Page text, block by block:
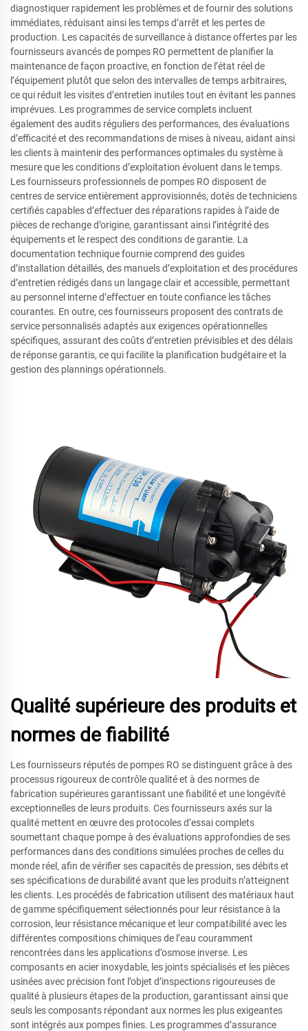
diagnostiquer rapidement les problèmes et de fournir des solutions
immédiates, réduisant ainsi les temps d’arrêt et les pertes de
production. Les capacités de surveillance à distance offertes par les
fournisseurs avancés de pompes RO permettent de planifier la
maintenance de façon proactive, en fonction de l’état réel de
l’équipement plutôt que selon des intervalles de temps arbitraires,
ce qui réduit les visites d’entretien inutiles tout en évitant les pannes
imprévues. Les programmes de service complets incluent
également des audits réguliers des performances, des évaluations
d’efficacité et des recommandations de mises à niveau, aidant ainsi
les clients à maintenir des performances optimales du système à
mesure que les conditions d’exploitation évoluent dans le temps.
Les fournisseurs professionnels de pompes RO disposent de
centres de service entièrement approvisionnés, dotés de techniciens
certifiés capables d’effectuer des réparations rapides à l’aide de
pièces de rechange d’origine, garantissant ainsi l’intégrité des
équipements et le respect des conditions de garantie. La
documentation technique fournie comprend des guides
d’installation détaillés, des manuels d’exploitation et des procédures
d’entretien rédigés dans un langage clair et accessible, permettant
au personnel interne d’effectuer en toute confiance les tâches
courantes. En outre, ces fournisseurs proposent des contrats de
service personnalisés adaptés aux exigences opérationnelles
spécifiques, assurant des coûts d’entretien prévisibles et des délais
de réponse garantis, ce qui facilite la planification budgétaire et la
gestion des plannings opérationnels.
Qualité supérieure des produits et
normes de fiabilité
Les fournisseurs réputés de pompes RO se distinguent grâce à des
processus rigoureux de contrôle qualité et à des normes de
fabrication supérieures garantissant une fiabilité et une longévité
exceptionnelles de leurs produits. Ces fournisseurs axés sur la
qualité mettent en œuvre des protocoles d’essai complets
soumettant chaque pompe à des évaluations approfondies de ses
performances dans des conditions simulées proches de celles du
monde réel, afin de vérifier ses capacités de pression, ses débits et
ses spécifications de durabilité avant que les produits n’atteignent
les clients. Les procédés de fabrication utilisent des matériaux haut
de gamme spécifiquement sélectionnés pour leur résistance à la
corrosion, leur résistance mécanique et leur compatibilité avec les
différentes compositions chimiques de l’eau couramment
rencontrées dans les applications d’osmose inverse. Les
composants en acier inoxydable, les joints spécialisés et les pièces
usinées avec précision font l’objet d’inspections rigoureuses de
qualité à plusieurs étapes de la production, garantissant ainsi que
seuls les composants répondant aux normes les plus exigeantes
sont intégrés aux pompes finies. Les programmes d’assurance